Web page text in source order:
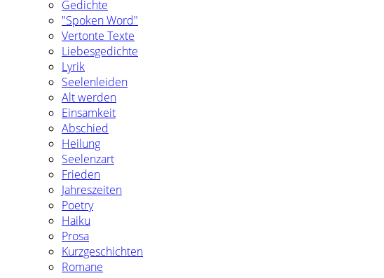
Gedichte
"Spoken Word"
Vertonte Texte
Liebesgedichte
Lyrik
Seelenleiden
Alt werden
Einsamkeit
Abschied
Heilung
Seelenzart
Frieden
Jahreszeiten
Poetry
Haiku
Prosa
Kurzgeschichten
Romane